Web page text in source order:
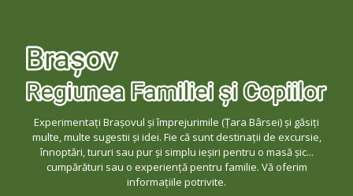
Experimentați Brașovul și împrejurimile (Țara Bârsei) și găsiți
multe, multe sugestii și idei. Fie că sunt destinații de excursie,
înnoptări, tururi sau pur și simplu ieșiri pentru o masă șic...
cumpărături sau o experiență pentru familie. Vă oferim
informațiile potrivite.